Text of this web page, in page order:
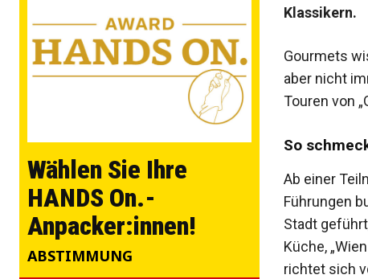
Wählen Sie Ihre
HANDS On.-
Anpacker:innen!
ABSTIMMUNG
Klassikern.
Gourmets
aber nicht
Touren von
So
Ab einer
Führungen
Stadt
Küche, „Wien
richtet sich